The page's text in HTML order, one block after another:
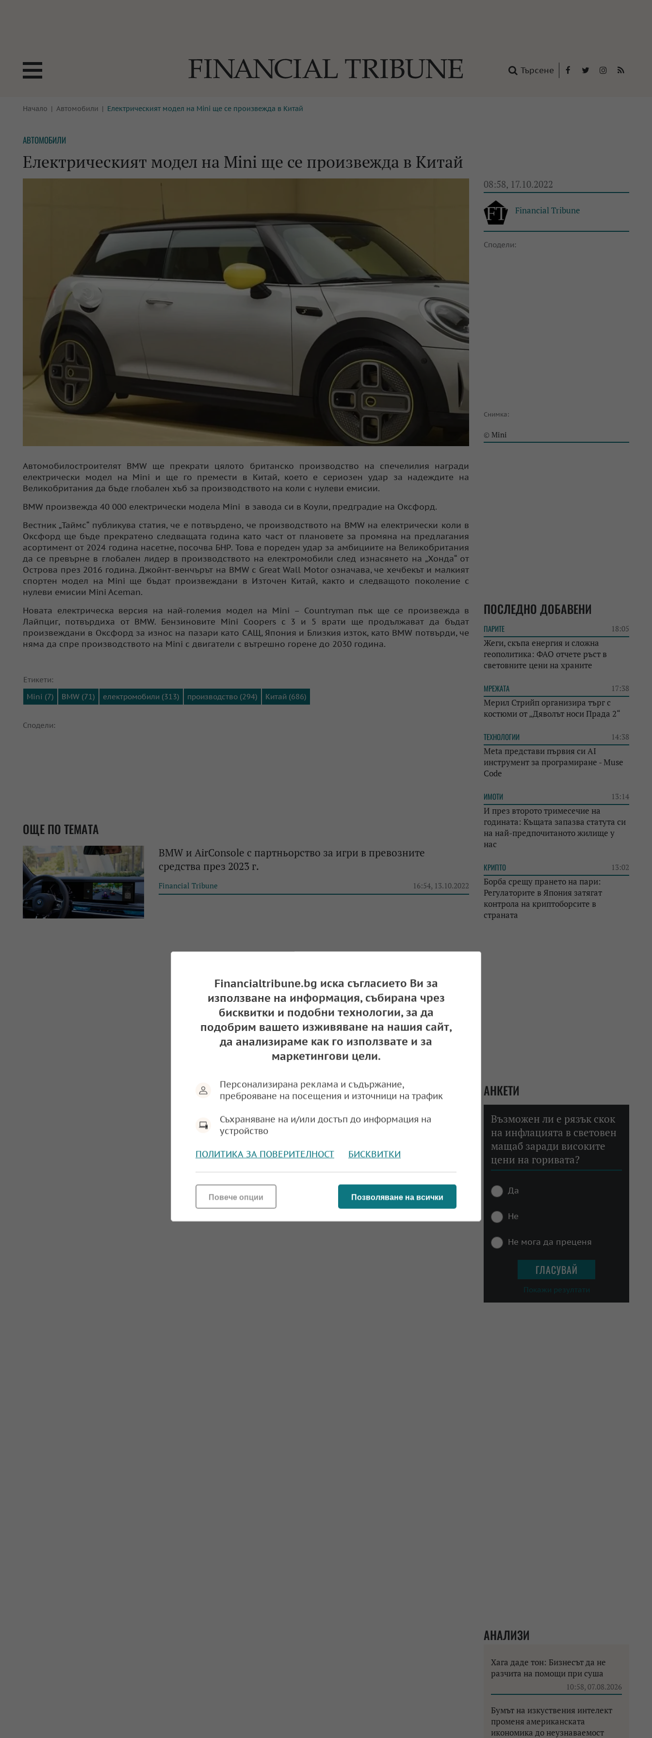
Търсене
БОРСИ
КРИПТО
БАНКИ
ПАРИТЕ
ТЕХНОЛОГИИ
ИМОТИ
МУЛТИМЕДИЯ
Начало Автомобили Електрическият модел на Mini ще се произвежда в Китай
АВТОМОБИЛИ
Електрическият модел на Mini ще се произвежда в Китай
08:58, 17.10.2022
Financial Tribune
Сподели:
Снимка:
© Mini
Автомобилостроителят BMW ще прекрати цялото британско производство на спечелилия награди
електрически модел на Mini и ще го премести в Китай, което е сериозен удар за надеждите на
Великобритания да бъде глобален хъб за производството на коли с нулеви емисии.
BMW произвежда 40 000 електрически модела Mini в завода си в Коули, предградие на Оксфорд.
Вестник „Таймс“ публикува статия, че е потвърдено, че производството на BMW на електрически коли в
Оксфорд ще бъде прекратено следващата година като част от плановете за промяна на предлагания
асортимент от 2024 година насетне, посочва БНР. Това е пореден удар за амбициите на Великобритания
да се превърне в глобален лидер в производството на електромобили след изнасянето на „Хонда“ от
Острова през 2016 година. Джойнт-венчърът на BMW с Great Wall Motor означава, че хечбекът и малкият
спортен модел на Mini ще бъдат произвеждани в Източен Китай, както и следващото поколение с
нулеви емисии Mini Aceman.
Новата електрическа версия на най-големия модел на Mini – Countryman пък ще се произвежда в
Лайпциг, потвърдиха от BMW. Бензиновите Mini Coopers с 3 и 5 врати ще продължават да бъдат
произвеждани в Оксфорд за износ на пазари като САЩ, Япония и Близкия изток, като BMW потвърди, че
няма да спре производството на Mini с двигатели с вътрешно горене до 2030 година.
Етикети:
Mini (7)
BMW (71) електромобили (313) производство (294) Китай (686)
Сподели:
ОЩЕ ПО ТЕМАТА
BMW и AirConsole с партньорство за игри в превозните
средства през 2023 г.
Financial Tribune 16:54, 13.10.2022
ПОСЛЕДНО ДОБАВЕНИ
ПАРИТЕ 18:05
Жеги, скъпа енергия и сложна
геополитика: ФАО отчете ръст в
световните цени на храните
МРЕЖАТА 17:38
Мерил Стрийп организира търг с
костюми от „Дяволът носи Прада 2“
ТЕХНОЛОГИИ 14:38
Meta представи първия си AI
инструмент за програмиране - Muse
Code
ИМОТИ 13:14
И през второто тримесечие на
годината: Къщата запазва статута си
на най-предпочитаното жилище у
нас
КРИПТО 13:02
Борба срещу прането на пари:
Регулаторите в Япония затягат
контрола на криптоборсите в
страната
АНКЕТИ
Възможен ли е рязък скок
на инфлацията в световен
мащаб заради високите
цени на горивата?
Да
Не
Не мога да преценя
Покажи резултати
АНАЛИЗИ
Хага даде тон: Бизнесът да не
разчита на помощи при суша
10:58, 07.08.2026
Бумът на изкуствения интелект
променя американската
икономика до неузнаваемост
Financialtribune.bg иска съгласието Ви за
използване на информация, събирана чрез
бисквитки и подобни технологии, за да
подобрим вашето изживяване на нашия сайт,
да анализираме как го използвате и за
маркетингови цели.
Персонализирана реклама и съдържание,
преброяване на посещения и източници на трафик
Съхраняване на и/или достъп до информация на
устройство
ПОЛИТИКА ЗА ПОВЕРИТЕЛНОСТ БИСКВИТКИ
Позволяване на всички
Повече опции